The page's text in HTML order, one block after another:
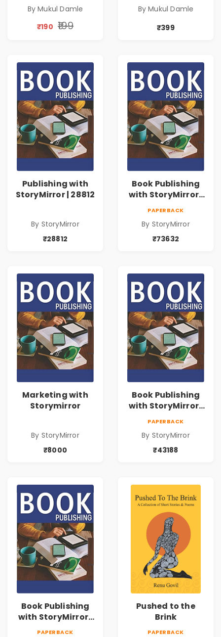
By Mukul Damle
₹190 ₹199
By Mukul Damle
₹399
Publishing with
StoryMirror | 28812
By StoryMirror
₹28812
Book Publishing
with StoryMirror |
PAPERBACK
By StoryMirror
₹73632
Marketing with
Storymirror
By StoryMirror
₹8000
Book Publishing
with StoryMirror |
PAPERBACK
By StoryMirror
₹43188
Book Publishing
with StoryMirror |
49950
PAPERBACK
Pushed to the
Brink
PAPERBACK